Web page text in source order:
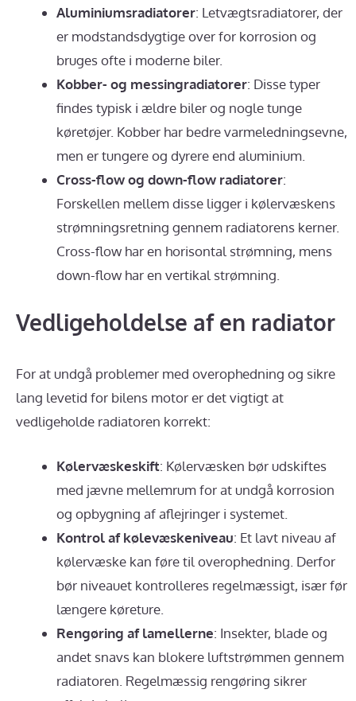
Aluminiumsradiatorer: Letvægtsradiatorer, der
er modstandsdygtige over for korrosion og
bruges ofte i moderne biler.
Kobber- og messingradiatorer: Disse typer
findes typisk i ældre biler og nogle tunge
køretøjer. Kobber har bedre varmeledningsevne,
men er tungere og dyrere end aluminium.
Cross-flow og down-flow radiatorer:
Forskellen mellem disse ligger i kølervæskens
strømningsretning gennem radiatorens kerner.
Cross-flow har en horisontal strømning, mens
down-flow har en vertikal strømning.
Vedligeholdelse af en radiator
For at undgå problemer med overophedning og sikre
lang levetid for bilens motor er det vigtigt at
vedligeholde radiatoren korrekt:
Kølervæskeskift: Kølervæsken bør udskiftes
med jævne mellemrum for at undgå korrosion
og opbygning af aflejringer i systemet.
Kontrol af kølevæskeniveau: Et lavt niveau af
kølervæske kan føre til overophedning. Derfor
bør niveauet kontrolleres regelmæssigt, især før
længere køreture.
Rengøring af lamellerne: Insekter, blade og
andet snavs kan blokere luftstrømmen gennem
radiatoren. Regelmæssig rengøring sikrer